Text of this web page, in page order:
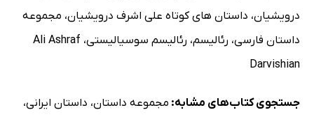
درویشیان، داستان های کوتاه علی اشرف درویشیان، مجموعه
داستان فارسی، رئالیسم، رئالیسم سوسیالیستی، Ali Ashraf
Darvishian
جستجوی کتاب‌های مشابه: مجموعه داستان، داستان ایرانی،